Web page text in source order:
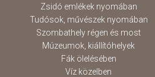
Zsidó emlékek nyomában
Tudósok, művészek nyomában
Szombathely régen és most
Múzeumok, kiállítóhelyek
Fák ölelésében
Víz közelben